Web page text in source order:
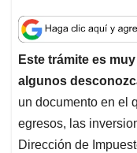
a
t
s
A
p
p
c
e
b
o
o
k
n
k
e
d
I
n
Este trámite es
algunos
un documento en el
egresos, las
Dirección de